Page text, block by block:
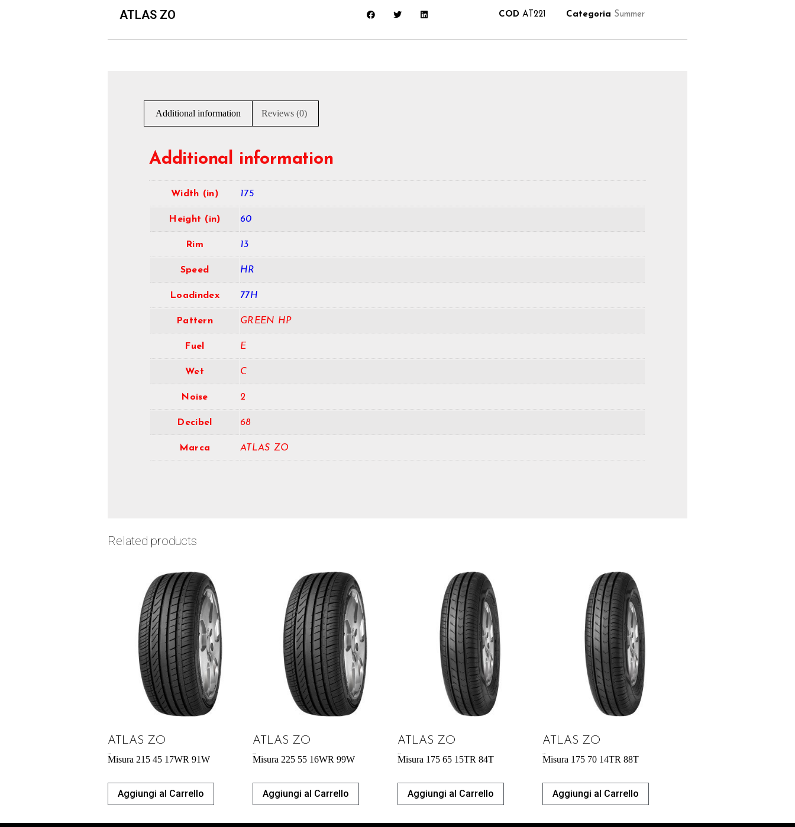
ATLAS ZO COD AT221 Categoria Summer
Additional information Reviews (0)
Additional information
Width (in) 175
Height (in) 60
Rim 13
Speed HR
Loadindex 77H
Pattern GREEN HP
Fuel E
Wet C
Noise 2
Decibel 68
Marca ATLAS ZO
Related products
ATLAS ZO
Misura 215 45 17WR 91W
Aggiungi al Carrello
ATLAS ZO
Misura 225 55 16WR 99W
Aggiungi al Carrello
ATLAS ZO
Misura 175 65 15TR 84T
Aggiungi al Carrello
ATLAS ZO
Misura 175 70 14TR 88T
Aggiungi al Carrello